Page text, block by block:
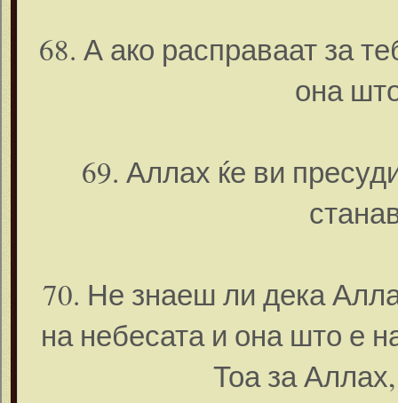
68. А ако расправаат за
она
69. Аллах ќе ви
70. Не знаеш ли дека
на небесата и она што е
Тоа за